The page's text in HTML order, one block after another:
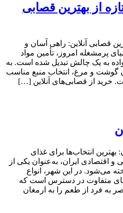
از بهترین قصابی
قصابی آنلاین: راهی آسان و
پرمشغله امروز، تأمین مواد
به یک چالش تبدیل شده است. به
گوشت و مرغ، انتخاب منبع مناسب
خرید از قصابی‌های آنلاین […]
بهترین انتخاب‌ها برای غذای
اقتصادی ایران، به‌عنوان یکی از
می‌شود. در این شهر، انواع
متفاوت در دسترس است که
به فرد از طعم را به ارمغان